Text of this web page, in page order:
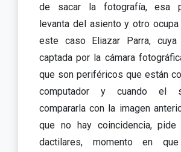
de sacar la fotografía, esa
levanta del asiento y otro ocupa
este caso Eliazar Parra,
captada por la cámara
que son periféricos que están
computador y cuando el
compararla con la imagen
que no hay coincidencia, pide
dactilares, momento en